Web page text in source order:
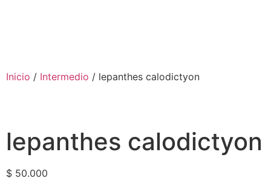
Inicio / Intermedio / lepanthes calodictyon
lepanthes calodictyon
$ 50.000